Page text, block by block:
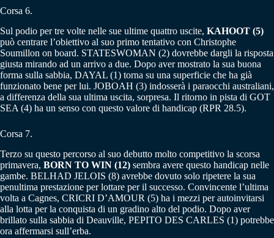
Corsa 6.
Sul podio per tre volte nelle sue ultime quattro uscite, KAHOOT (5)
può centrare l’obiettivo al suo primo tentativo con Christophe
Soumillon on board. STATESWOMAN (2) dovrebbe dargli la risposta
giusta mirando ad un arrivo a due. Dopo aver mostrato la sua buona
forma sulla sabbia, DAYAL (1) torna su una superficie che ha già
funzionato bene per lui. JOBOAH (3) indosserà i paraocchi australiani,
a differenza della sua ultima uscita, sorpresa. Il ritorno in pista di GOT
SEA (4) ha un senso con questo valore di handicap (RPR 28.5).
Corsa 7.
Terzo su questo percorso al suo debutto molto competitivo la scorsa
primavera, BORN TO WIN (12) sembra avere questo handicap nelle
gambe. BELHAD JELOIS (8) avrebbe dovuto solo ripetere la sua
penultima prestazione per lottare per il successo. Convincente l’ultima
volta a Cagnes, CRICRI D’AMOUR (5) ha i mezzi per autoinvitarsi
alla lotta per la conquista di un gradino alto del podio. Dopo aver
brillato sulla sabbia di Deauville, PEPITO DES CARLES (1) potrebbe
ora affermarsi sull’erba.